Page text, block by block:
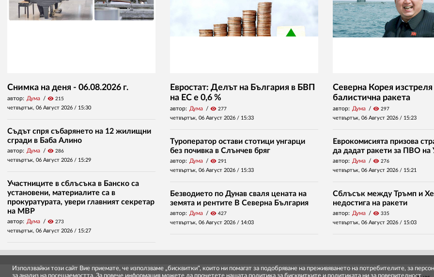
Снимка на деня - 06.08.2026 г.
автор: Дума visibility 215
четвъртък, 06 Август 2026 / 15:30
Съдът спря събарянето на 12 жилищни
сгради в Баба Алино
автор: Дума visibility 286
четвъртък, 06 Август 2026 / 15:29
Участниците в сблъсъка в Банско са
установени, материалите са в
прокуратурата, увери главният секретар
на МВР
автор: Дума visibility 273
четвъртък, 06 Август 2026 / 15:27
Евростат: Делът на България в БВП
на ЕС е 0,6 %
автор: Дума visibility 277
четвъртък, 06 Август 2026 / 15:33
Туроператор остави стотици унгарци
без почивка в Слънчев бряг
автор: Дума visibility 291
четвъртък, 06 Август 2026 / 15:33
Безводието по Дунав сваля цената на
земята и рентите В Северна България
автор: Дума visibility 427
четвъртък, 06 Август 2026 / 14:03
Северна Корея
балистична ракета
автор: Дума visibility 297
четвъртък, 06 Август 2026 / 15:23
Еврокомисията призова
да дадат ракети за ПВО на
автор: Дума visibility 276
четвъртък, 06 Август 2026 / 15:21
Сблъсък между Тръмп и
недостига на ракети
автор: Дума visibility 335
четвъртък, 06 Август 2026 / 15:03
Използвайки този сайт Вие приемате, че използваме „бисквитки", които ни помагат за подобряване на преживяването на потребителите, за